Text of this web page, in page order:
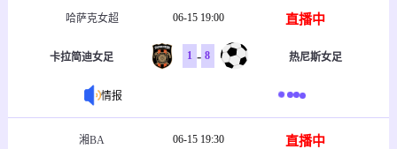
哈萨克女超 06-15 19:00 直播中
卡拉简迪女足 1 - 8 热尼斯女足
情报
湘BA 06-15 19:30 直播中